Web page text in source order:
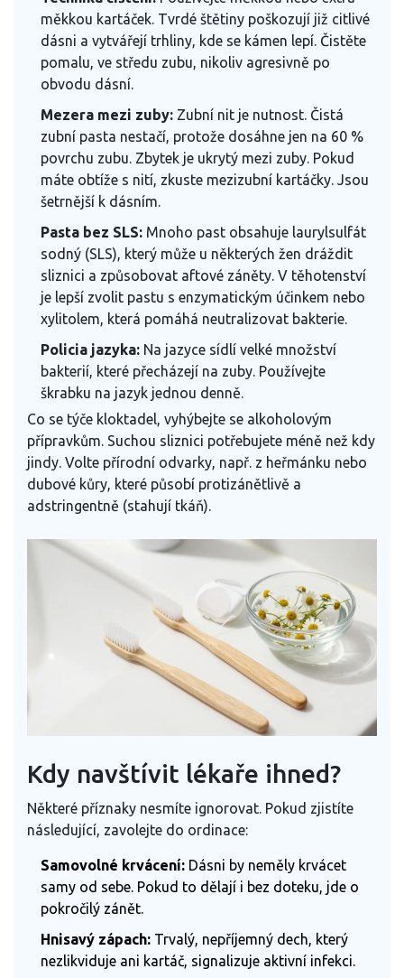
měkkou kartáček. Tvrdé štětiny poškozují již citlivé
dásni a vytvářejí trhliny, kde se kámen lepí. Čistěte
pomalu, ve středu zubu, nikoliv agresivně po
obvodu dásní.
Mezera mezi zuby: Zubní nit je nutnost. Čistá
zubní pasta nestačí, protože dosáhne jen na 60 %
povrchu zubu. Zbytek je ukrytý mezi zuby. Pokud
máte obtíže s nití, zkuste mezizubní kartáčky. Jsou
šetrnější k dásním.
Pasta bez SLS: Mnoho past obsahuje laurylsulfát
sodný (SLS), který může u některých žen dráždit
sliznici a způsobovat aftové záněty. V těhotenství
je lepší zvolit pastu s enzymatickým účinkem nebo
xylitolem, která pomáhá neutralizovat bakterie.
Policia jazyka: Na jazyce sídlí velké množství
bakterií, které přecházejí na zuby. Používejte
škrabku na jazyk jednou denně.
Co se týče kloktadel, vyhýbejte se alkoholovým
přípravkům. Suchou sliznici potřebujete méně než kdy
jindy. Volte přírodní odvarky, např. z heřmánku nebo
dubové kůry, které působí protizánětlivě a
adstringentně (stahují tkáň).
Kdy navštívit lékaře ihned?
Některé příznaky nesmíte ignorovat. Pokud zjistíte
následující, zavolejte do ordinace:
Samovolné krvácení: Dásni by neměly krvácet
samy od sebe. Pokud to dělají i bez doteku, jde o
pokročilý zánět.
Hnisavý zápach: Trvalý, nepříjemný dech, který
nezlikviduje ani kartáč, signalizuje aktivní infekci.